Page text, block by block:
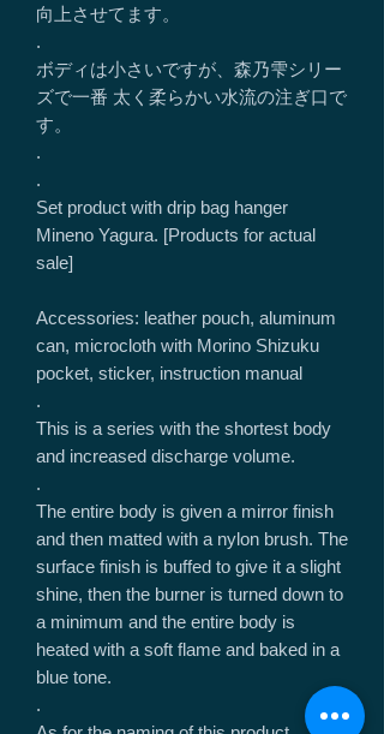
向上させてます。
.
ボディは小さいですが、森乃雫シリー
ズで一番 太く柔らかい水流の注ぎ口で
す。
.
.
Set product with drip bag hanger
Mineno Yagura. [Products for actual
sale]
Accessories: leather pouch, aluminum
can, microcloth with Morino Shizuku
pocket, sticker, instruction manual
.
This is a series with the shortest body
and increased discharge volume.
.
The entire body is given a mirror finish
and then matted with a nylon brush. The
surface finish is buffed to give it a slight
shine, then the burner is turned down to
a minimum and the entire body is
heated with a soft flame and baked in a
blue tone.
.